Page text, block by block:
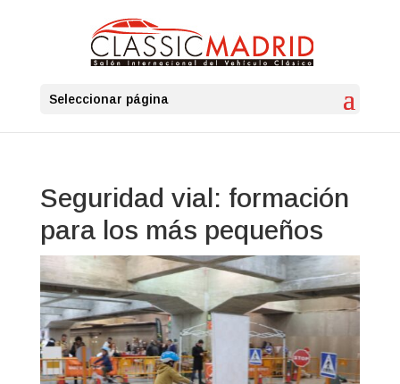
Seleccionar página
Seguridad vial: formación
para los más pequeños